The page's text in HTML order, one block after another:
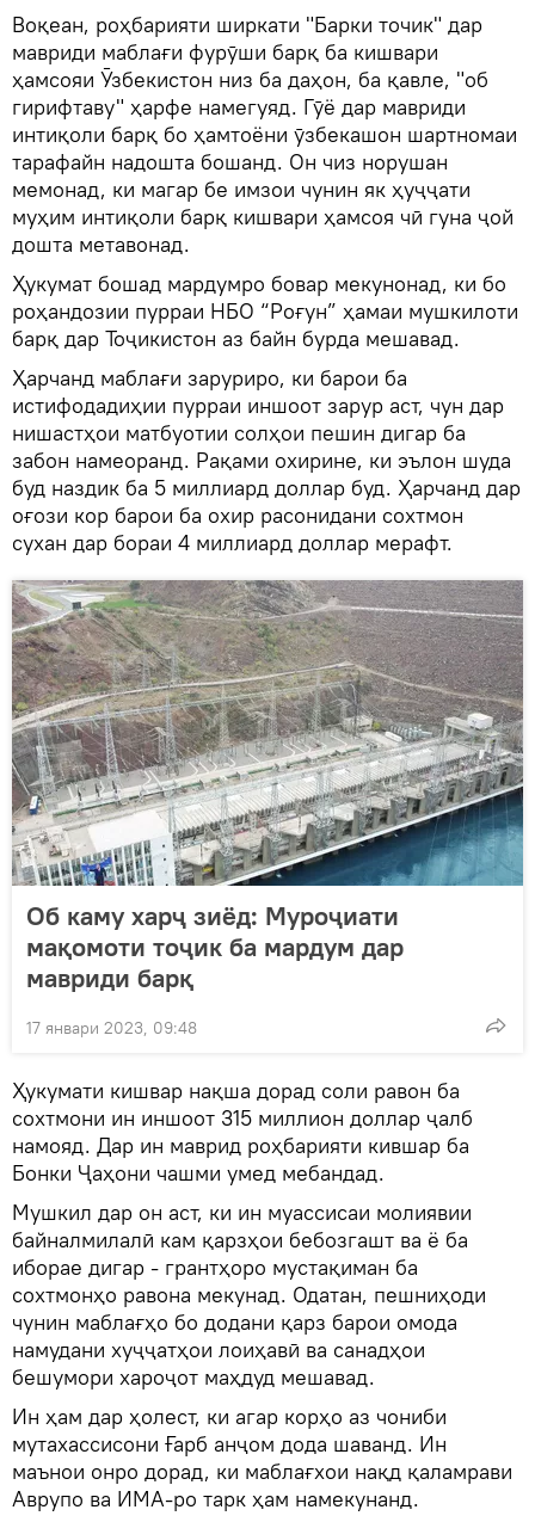
Воқеан, роҳбарияти ширкати "Барки точик" дар
мавриди маблағи фурӯши барқ ба кишвари
ҳамсояи Ӯзбекистон низ ба даҳон, ба қавле, "об
гирифтаву" ҳарфе намегуяд. Гӯё дар мавриди
интиқоли барқ бо ҳамтоёни ӯзбекашон шартномаи
тарафайн надошта бошанд. Он чиз норушан
мемонад, ки магар бе имзои чунин як ҳуҷҷати
муҳим интиқоли барқ кишвари ҳамсоя чӣ гуна ҷой
дошта метавонад.
Ҳукумат бошад мардумро бовар мекунонад, ки бо
роҳандозии пурраи НБО “Роғун” ҳамаи мушкилоти
барқ дар Тоҷикистон аз байн бурда мешавад.
Ҳарчанд маблағи заруриро, ки барои ба
истифодадиҳии пурраи иншоот зарур аст, чун дар
нишастҳои матбуотии солҳои пешин дигар ба
забон намеоранд. Рақами охирине, ки эълон шуда
буд наздик ба 5 миллиард доллар буд. Ҳарчанд дар
оғози кор барои ба охир расонидани сохтмон
сухан дар бораи 4 миллиард доллар мерафт.
Об каму харҷ зиёд: Муроҷиати
мақомоти тоҷик ба мардум дар
мавриди барқ
17 январи 2023, 09:48
Ҳукумати кишвар нақша дорад соли равон ба
сохтмони ин иншоот 315 миллион доллар ҷалб
намояд. Дар ин маврид роҳбарияти кившар ба
Бонки Ҷаҳони чашми умед мебандад.
Мушкил дар он аст, ки ин муассисаи молиявии
байналмилалӣ кам қарзҳои бебозгашт ва ё ба
иборае дигар - грантҳоро мустақиман ба
сохтмонҳо равона мекунад. Одатан, пешниҳоди
чунин маблағҳо бо додани қарз барои омода
намудани хуҷҷатҳои лоиҳавӣ ва санадҳои
бешумори хароҷот маҳдуд мешавад.
Ин ҳам дар ҳолест, ки агар корҳо аз чониби
мутахассисони Ғарб анҷом дода шаванд. Ин
маънои онро дорад, ки маблағхои нақд қаламрави
Аврупо ва ИМА-ро тарк ҳам намекунанд.